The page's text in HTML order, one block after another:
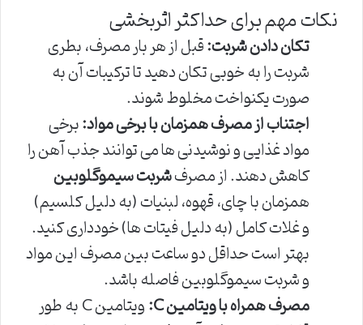
نکات مهم برای حداکثر اثربخشی
تکان دادن شربت:قبل از هر بار مصرف، بطری
شربت را به خوبی تکان دهید تا ترکیبات آن به
صورت یکنواخت مخلوط شوند.
اجتناب از مصرف همزمان با برخی مواد:برخی
مواد غذایی و نوشیدنی ها می توانند جذب آهن را
کاهش دهند. از مصرفشربت سیموگلوبین
همزمان با چای، قهوه، لبنیات (به دلیل کلسیم)
و غلات کامل (به دلیل فیتات ها) خودداری کنید.
بهتر است حداقل دو ساعت بین مصرف این مواد
و شربت سیموگلوبین فاصله باشد.
مصرف همراه با ویتامین C:
ویتامین C به طور